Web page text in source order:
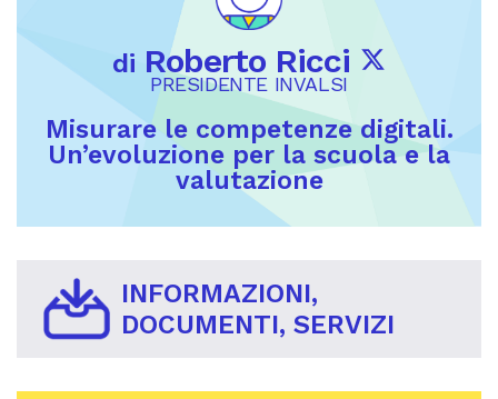
di Roberto Ricci
PRESIDENTE INVALSI
Misurare le competenze digitali.
Un’evoluzione per la scuola e la
valutazione
INFORMAZIONI,
DOCUMENTI, SERVIZI